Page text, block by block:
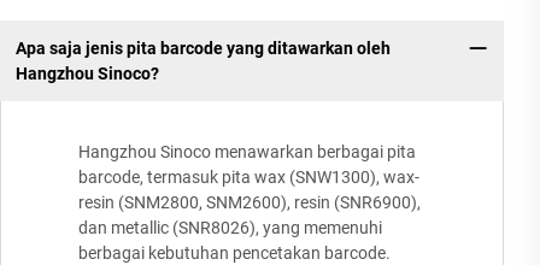
Apa saja jenis pita barcode yang ditawarkan oleh
Hangzhou Sinoco?
Hangzhou Sinoco menawarkan berbagai pita
barcode, termasuk pita wax (SNW1300), wax-
resin (SNM2800, SNM2600), resin (SNR6900),
dan metallic (SNR8026), yang memenuhi
berbagai kebutuhan pencetakan barcode.